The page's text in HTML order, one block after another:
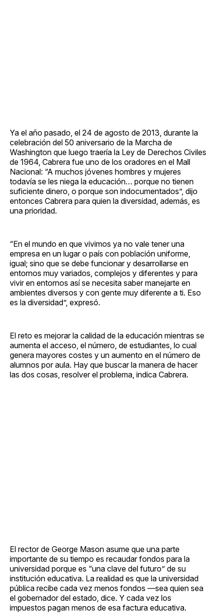
Ya el año pasado, el 24 de agosto de 2013, durante la
celebración del 50 aniversario de la Marcha de
Washington que luego traería la Ley de Derechos Civiles
de 1964, Cabrera fue uno de los oradores en el Mall
Nacional: “A muchos jóvenes hombres y mujeres
todavía se les niega la educación… porque no tienen
suficiente dinero, o porque son indocumentados”, dijo
entonces Cabrera para quien la diversidad, además, es
una prioridad.
“En el mundo en que vivimos ya no vale tener una
empresa en un lugar o país con población uniforme,
igual; sino que se debe funcionar y desarrollarse en
entornos muy variados, complejos y diferentes y para
vivir en entornos así se necesita saber manejarte en
ambientes diversos y con gente muy diferente a ti. Eso
es la diversidad”, expresó.
El reto es mejorar la calidad de la educación mientras se
aumenta el acceso, el número, de estudiantes, lo cual
genera mayores costes y un aumento en el número de
alumnos por aula. Hay que buscar la manera de hacer
las dos cosas, resolver el problema, indica Cabrera.
El rector de George Mason asume que una parte
importante de su tiempo es recaudar fondos para la
universidad porque es “una clave del futuro” de su
institución educativa. La realidad es que la universidad
pública recibe cada vez menos fondos —sea quien sea
el gobernador del estado, dice. Y cada vez los
impuestos pagan menos de esa factura educativa.